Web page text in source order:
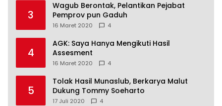
3
Wagub Berontak, Pelantikan Pejabat
Pemprov pun Gaduh
16 Maret 2020 4
4
AGK: Saya Hanya Mengikuti Hasil
Assesment
16 Maret 2020 4
5
Tolak Hasil Munaslub, Berkarya Malut
Dukung Tommy Soeharto
17 Juli 2020 4